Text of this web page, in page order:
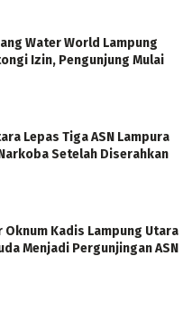
Water World Lampung
Izin, Pengunjung Mulai
Lepas Tiga ASN Lampura
Setelah Diserahkan
Oknum Kadis Lampung Utara
Menjadi Pergunjingan ASN